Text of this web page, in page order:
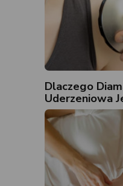
Dlaczego
Uderzeniowa